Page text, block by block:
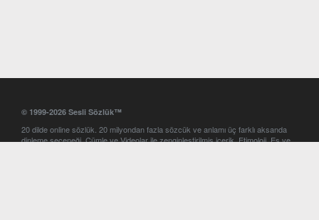
© 1999-2026 Sesli Sözlük™
20 dilde online sözlük. 20 milyondan fazla sözcük ve anlamı üç farklı aksanda
dinleme seçeneği. Cümle ve Videolar ile zenginleştirilmiş içerik. Etimoloji, Eş ve